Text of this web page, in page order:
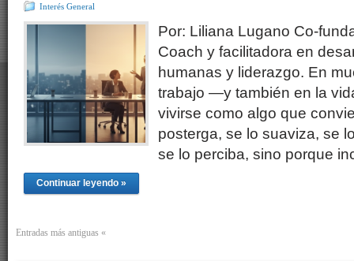
Interés General
Por: Liliana Lugano Co-
Coach y facilitadora en
humanas y liderazgo. En
trabajo —y también en la
vivirse como algo que
posterga, se lo suaviza, se
se lo perciba, sino porque
Continuar leyendo »
Entradas más antiguas «